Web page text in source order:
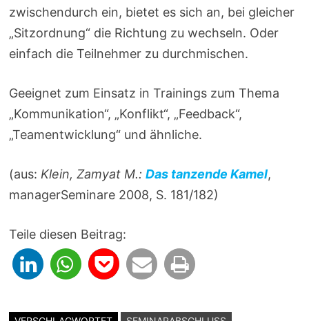
zwischendurch ein, bietet es sich an, bei gleicher
„Sitzordnung“ die Richtung zu wechseln. Oder
einfach die Teilnehmer zu durchmischen.
Geeignet zum Einsatz in Trainings zum Thema
„Kommunikation“, „Konflikt“, „Feedback“,
„Teamentwicklung“ und ähnliche.
(aus: Klein, Zamyat M.:Das tanzende Kamel,
managerSeminare 2008, S. 181/182)
Teile diesen Beitrag: